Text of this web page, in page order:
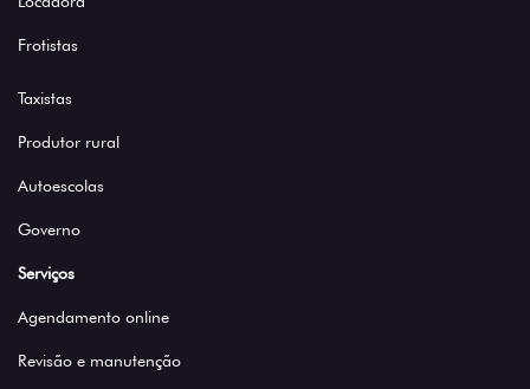
Frotistas
Taxistas
Produtor rural
Autoescolas
Governo
Serviços
Agendamento online
Revisão e manutenção